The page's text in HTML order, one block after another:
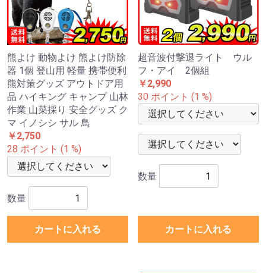
熊よけ 動物よけ 熊よけ防除
器 1個 登山用 軽量 携帯便利
熊対策グッズ アウトドア用
品 ハイキング キャンプ 山林
作業 山菜採り 安全グッズ ク
マ イノシシ サル 鳥
￥2,750
28 ポイント (1 %)
数量
カートに入れる
超音波付撃退ライト ウル
フ・アイ 2個組
￥2,990
30 ポイント (1 %)
数量
カートに入れる